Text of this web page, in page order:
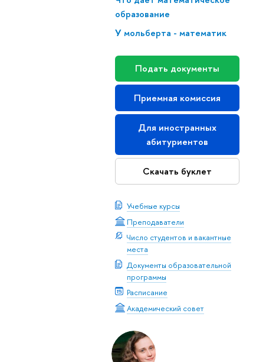
образование
У мольберта - математик
Подать документы
Приемная комиссия
Для иностранных
абитуриентов
Скачать буклет
Учебные курсы
Преподаватели
Число студентов и вакантные
места
Документы образовательной
программы
Расписание
Академический совет